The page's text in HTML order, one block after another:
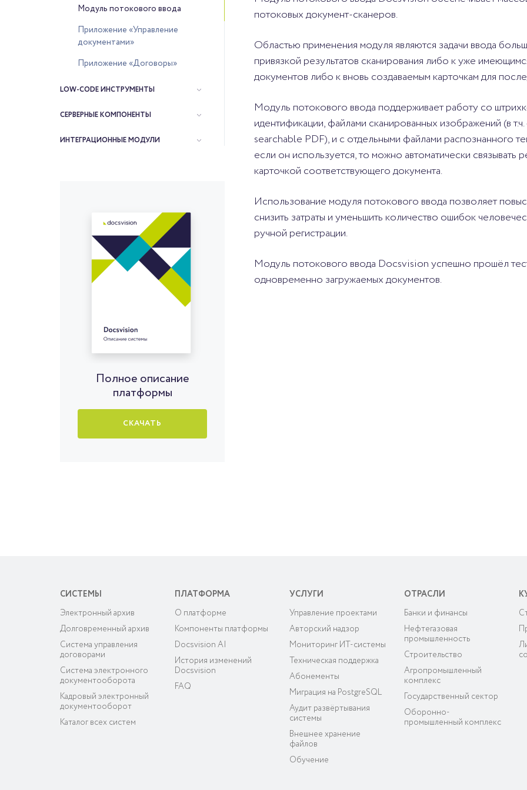
Модуль потокового ввода
Приложение «Управление
документами»
Приложение «Договоры»
LOW-CODE ИНСТРУМЕНТЫ
СЕРВЕРНЫЕ КОМПОНЕНТЫ
ИНТЕГРАЦИОННЫЕ МОДУЛИ
Полное описание
платформы
СКАЧАТЬ
потоковых документ-сканеров.
Областью применения модуля являются задачи ввода
привязкой результатов сканирования либо к уже
документов либо к вновь создаваемым карточкам для
Модуль потокового ввода поддерживает работу со
идентификации, файлами сканированных изображений (в
searchable PDF), и c отдельными файлами распознанного
если он используется, то можно автоматически связывать
карточкой соответствующего документа.
Использование модуля потокового ввода позволяет
снизить затраты и уменьшить количество ошибок
ручной регистрации.
Модуль потокового ввода Docsvision успешно прошёл
одновременно загружаемых документов.
СИСТЕМЫ
Электронный архив
Долговременный архив
Система управления
договорами
Система электронного
документооборота
Кадровый электронный
документооборот
Каталог всех систем
ПЛАТФОРМА
О платформе
Компоненты платформы
Docsvision AI
История изменений
Docsvision
FAQ
УСЛУГИ
Управление проектами
Авторский надзор
Мониторинг ИТ-системы
Техническая поддержка
Абонементы
Миграция на PostgreSQL
Аудит развёртывания
системы
Внешнее хранение
файлов
Обучение
ОТРАСЛИ
Банки и финансы
Нефтегазовая
промышленность
Строительство
Агропромышленный
комплекс
Государственный сектор
Оборонно-
промышленный комплекс